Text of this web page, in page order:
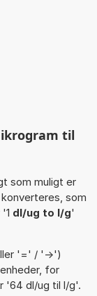
til
som muligt er
som
dl/ug to l/g'
'=' / '->')
for
'64 dl/ug til l/g'.